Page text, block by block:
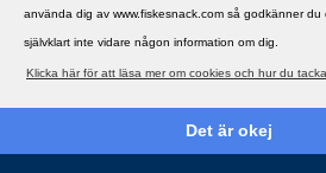
använda dig av www.fiskesnack.com så godkänner du
självklart inte vidare någon information om dig.
Klicka här för att läsa mer om cookies och hur du
Det är okej
All times are GMT+1.